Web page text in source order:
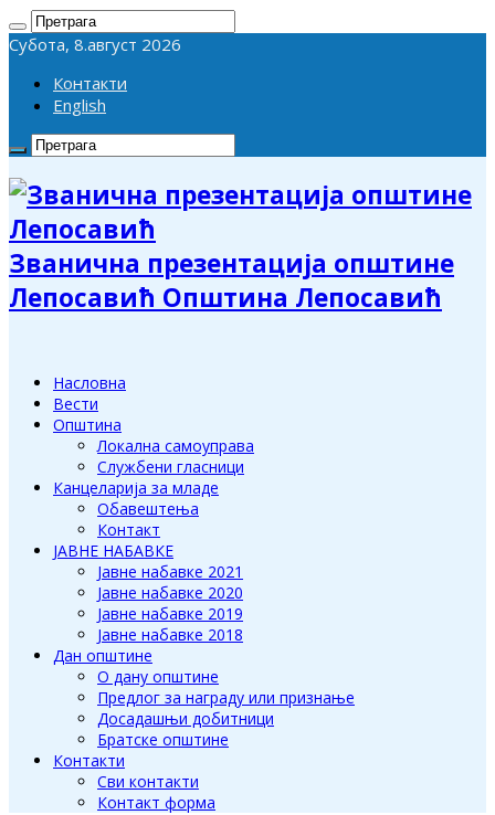
Субота, 8.август 2026
Контакти
English
Званична презентација општине
Лепосавић Општина Лепосавић
Насловна
Вести
Општина
Локална самоуправа
Службени гласници
Канцеларија за младе
Обавештења
Контакт
ЈАВНЕ НАБАВКЕ
Јавне набавке 2021
Јавне набавке 2020
Јавне набавке 2019
Јавне набавке 2018
Дан општине
О дану општине
Предлог за награду или признање
Досадашњи добитници
Братске општине
Контакти
Сви контакти
Контакт форма